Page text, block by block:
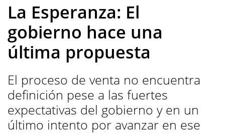
La Esperanza: El
gobierno hace una
última propuesta
El proceso de venta no encuentra
definición pese a las fuertes
expectativas del gobierno y en un
último intento por avanzar en ese